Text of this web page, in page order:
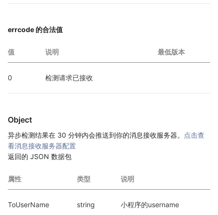
errcode 的合法值
值 说明 最低版本
0 检测请求已接收
Object
异步检测结果在 30 分钟内会推送到你的消息接收服务器。
点击查
看消息接收服务器配置
返回的 JSON 数据包
属性 类型 说明
ToUserName string 小程序的username